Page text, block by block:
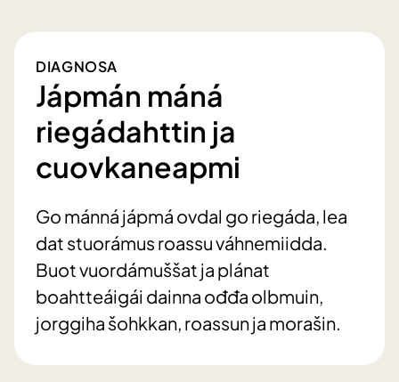
DIAGNOSA
Jápmán máná
riegádahttin ja
cuovkaneapmi
Go mánná jápmá ovdal go riegáda, lea
dat stuorámus roassu váhnemiidda.
Buot vuordámuššat ja plánat
boahtteáigái dainna ođđa olbmuin,
jorggiha šohkkan, roassun ja morašin.